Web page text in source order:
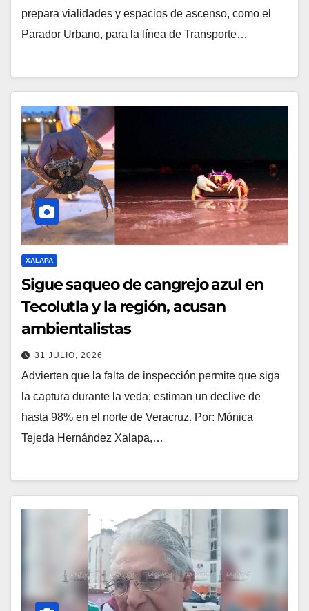
prepara vialidades y espacios de ascenso, como el
Parador Urbano, para la línea de Transporte…
XALAPA
Sigue saqueo de cangrejo azul en
Tecolutla y la región, acusan
ambientalistas
31 JULIO, 2026
Advierten que la falta de inspección permite que siga
la captura durante la veda; estiman un declive de
hasta 98% en el norte de Veracruz. Por: Mónica
Tejeda Hernández Xalapa,…